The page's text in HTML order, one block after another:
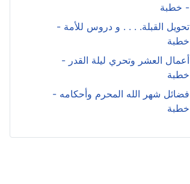
- خطبة
تحويل القبلة. . . . و دروس للأمة -
خطبة
أعمال العشر وتحري ليلة القدر -
خطبة
فضائل شهر الله المحرم وأحكامه -
خطبة